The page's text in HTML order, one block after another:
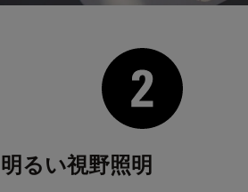
明るい視野照明